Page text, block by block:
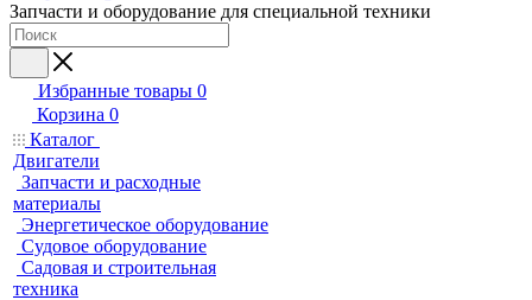
Запчасти и оборудование для специальной техники
Избранные товары 0
Корзина 0
Каталог
Двигатели
Запчасти и расходные
материалы
Энергетическое оборудование
Судовое оборудование
Садовая и строительная
техника